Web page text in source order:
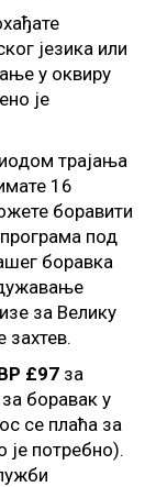
језика или
у оквиру
је
трајања
16
боравити
под
боравка
за Велику
захтев.
£97 за
за боравак у
се плаћа за
је потребно).